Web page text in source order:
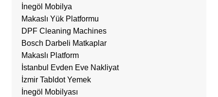
İnegöl Mobilya
Makaslı Yük Platformu
DPF Cleaning Machines
Bosch Darbeli Matkaplar
Makaslı Platform
İstanbul Evden Eve Nakliyat
İzmir Tabldot Yemek
İnegöl Mobilyası